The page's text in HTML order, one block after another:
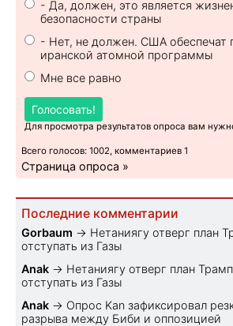
- Да, должен, это является
безопасности страны
- Нет, не должен. США обеспечат
иранской атомной программы
Мне все равно
Голосовать!
Для просмотра результатов опроса вам
Всего голосов: 1002, комментариев 1
Страница опроса »
Последние комментарии
Gorbaum → Нетаниягу отверг план
отступать из Газы
Anak → Нетаниягу отверг план
отступать из Газы
Anak → Опрос Kan зафиксировал
разрыва между Биби и оппозицией